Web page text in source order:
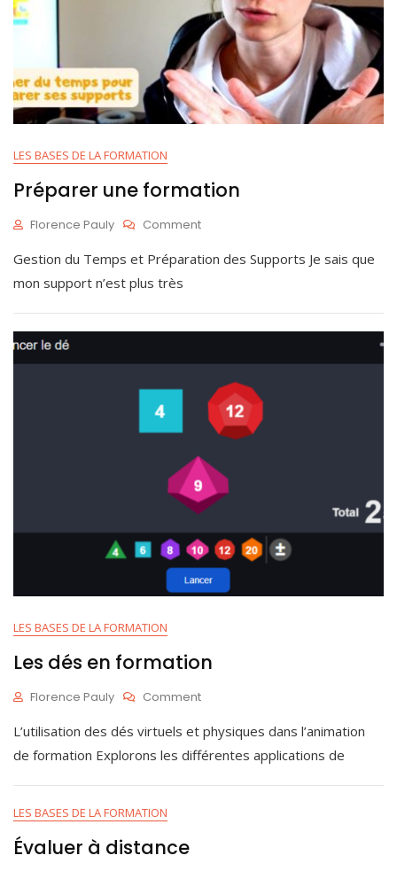
LES BASES DE LA FORMATION
Préparer une formation
A
I
,
2
0
2
Florence Pauly CommentOn
Une
Gestion du Temps et Préparation des Supports Je sais que
mon support n’est plus très
LES BASES DE LA FORMATION
Les dés en formation
A
I
,
0
2
5
Florence Pauly CommentOn
Dés
En
L’utilisation des dés virtuels et physiques dans l’animation
de formation Explorons les différentes applications de
LES BASES DE LA FORMATION
Évaluer à distance